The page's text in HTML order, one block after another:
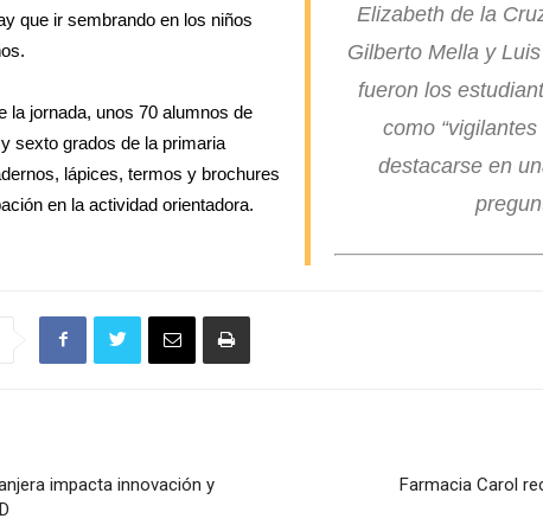
Elizabeth de la
Gilberto Mella y
fueron los
como
destacarse en
que ir sembrando en los niños
la jornada, unos 70 alumnos de
sexto grados de la primaria
lápices, termos y brochures
en la actividad orientadora.
impacta innovación y
Farmacia Carol